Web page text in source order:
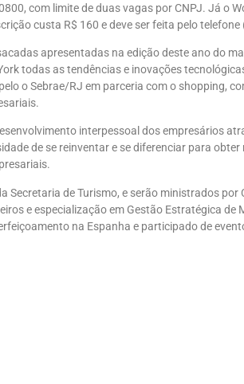
com limite de duas vagas por CNPJ. Já o
custa R$ 160 e deve ser feita pelo
apresentadas na edição deste ano do
todas as tendências e inovações
o Sebrae/RJ em parceria com o shopping,
interpessoal dos empresários
de se reinventar e se diferenciar para
Secretaria de Turismo, e serão ministrados
e especialização em Gestão Estratégica de
na Espanha e participado de